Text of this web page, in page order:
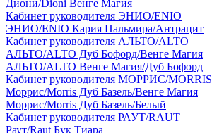
Диони/Dioni Венге Магия
Кабинет руководителя ЭНИО/ENIO
ЭНИО/ENIO Кария Пальмира/Антрацит
Кабинет руководителя АЛЬТО/ALTO
АЛЬТО/ALTO Дуб Бофорд/Венге Магия
АЛЬТО/ALTO Венге Магия/Дуб Бофорд
Кабинет руководителя МОРРИС/MORRIS
Моррис/Morris Дуб Базель/Венге Магия
Моррис/Morris Дуб Базель/Белый
Кабинет руководителя РАУТ/RAUT
Раут/Raut Бук Тиара